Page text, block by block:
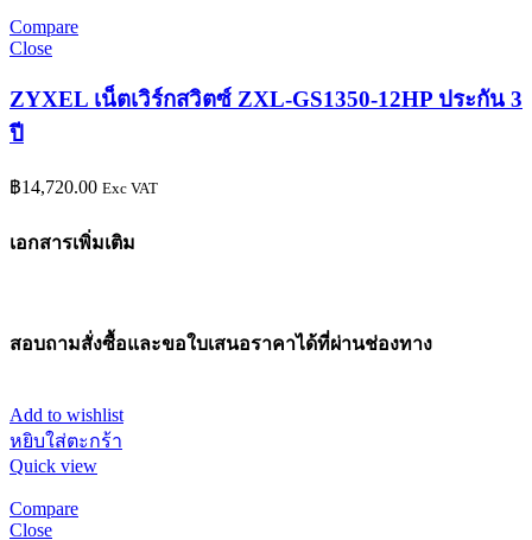
Compare
Close
ZYXEL เน็ตเวิร์กสวิตซ์ ZXL-GS1350-12HP ประกัน 3
ปี
฿14,720.00 Exc VAT
เอกสารเพิ่มเติม
สอบถามสั่งซื้อและขอใบเสนอราคาได้ที่ผ่านช่องทาง
Add to wishlist
หยิบใส่ตะกร้า
Quick view
Compare
Close